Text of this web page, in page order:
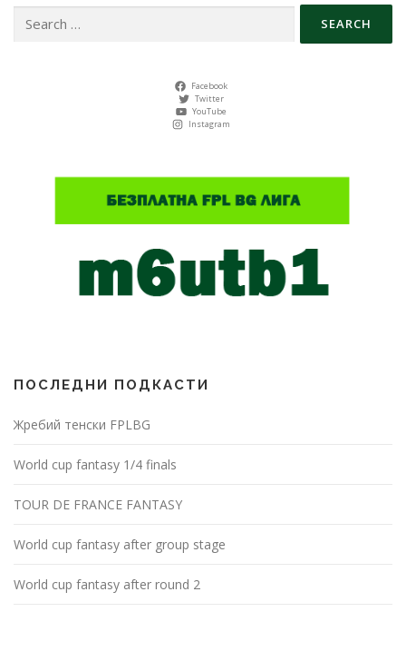
for:
Facebook
Twitter
YouTube
Instagram
ПОСЛЕДНИ ПОДКАСТИ
Жребий тенски FPLBG
World cup fantasy 1/4 finals
TOUR DE FRANCE FANTASY
World cup fantasy after group stage
World cup fantasy after round 2